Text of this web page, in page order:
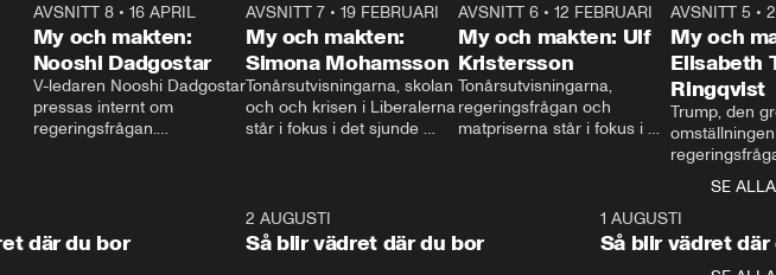
AVSNITT 8• 16 APRIL
My och makten:
Nooshi Dadgostar
V-ledaren Nooshi Dadgostar
pressas internt om
regeringsfrågan.
– Vi ställer upp i val. Ska vi
vara med så sitter vi förstås
24:30
AVSNITT 7• 19 FEBRUARI
My och makten:
Simona Mohamsson
Tonårsutvisningarna, skolan
och och krisen i Liberalerna
står i fokus i det sjunde
kommentator My
Rohwedder ställer
utbildnings- och
27:30
AVSNITT 6 •12 FEBRUARI
My och makten: Ulf
Kristersson
Tonårsutvisningarna,
regeringsfrågan och
matpriserna står i fokus i
Rohwedder ställer
statsminister Ulf Kristersson
AVSNITT 5 •
My och
Elisabeth
Ringqvist
Trump, den
centrum i
avsnittet av
Makten”. Se
Aftonbladets
SE ALLA
där du bor
2 AUGUSTI
Så blir vädret där du bor
1 AUGUSTI
Så blir vädret där